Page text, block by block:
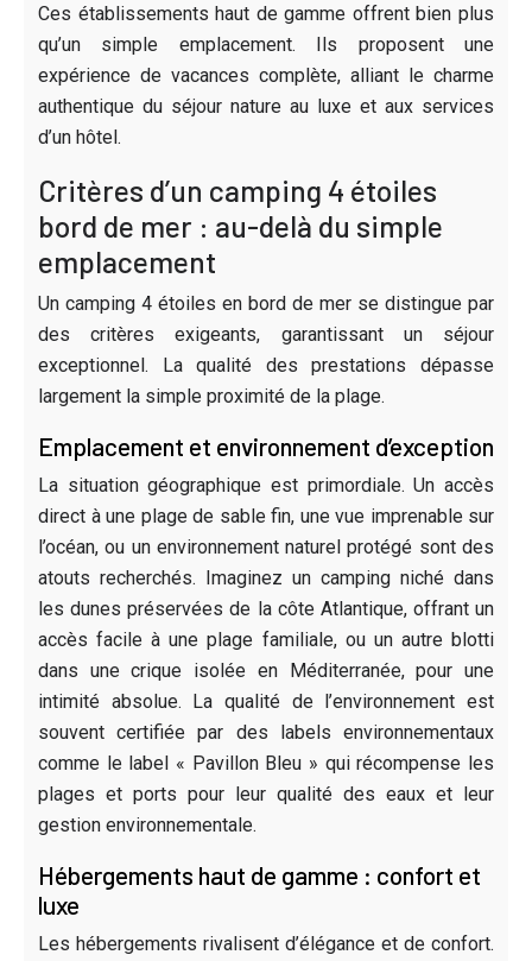
Ces établissements haut de gamme offrent bien plus
qu’un simple emplacement. Ils proposent une
expérience de vacances complète, alliant le charme
authentique du séjour nature au luxe et aux services
d’un hôtel.
Critères d’un camping 4 étoiles
bord de mer : au-delà du simple
emplacement
Un camping 4 étoiles en bord de mer se distingue par
des critères exigeants, garantissant un séjour
exceptionnel. La qualité des prestations dépasse
largement la simple proximité de la plage.
Emplacement et environnement d’exception
La situation géographique est primordiale. Un accès
direct à une plage de sable fin, une vue imprenable sur
l’océan, ou un environnement naturel protégé sont des
atouts recherchés. Imaginez un camping niché dans
les dunes préservées de la côte Atlantique, offrant un
accès facile à une plage familiale, ou un autre blotti
dans une crique isolée en Méditerranée, pour une
intimité absolue. La qualité de l’environnement est
souvent certifiée par des labels environnementaux
comme le label « Pavillon Bleu » qui récompense les
plages et ports pour leur qualité des eaux et leur
gestion environnementale.
Hébergements haut de gamme : confort et
luxe
Les hébergements rivalisent d’élégance et de confort.